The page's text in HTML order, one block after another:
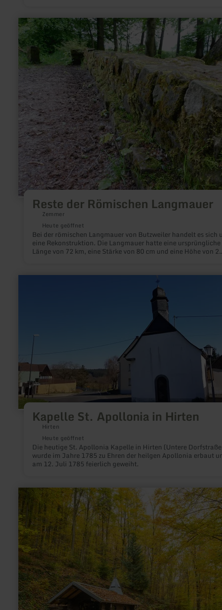
Reste der Römischen Langmauer
Zemmer
Heute geöffnet
Bei der römischen Langmauer von Butzweiler handelt es sich
eine Rekonstruktion. Die Langmauer hatte eine ursprüngliche
Länge von 72 km, eine Stärke von 80 cm und eine Höhe von 2
römische Zeugnisse wie beispielsweise die Hermenanlage von
mehr
erfahren
zu:
Reste
der
Römischen
Langmauer
Kapelle St. Apollonia in Hirten
Hirten
Heute geöffnet
Die heutige St. Apollonia Kapelle in Hirten (Untere
wurde im Jahre 1785 zu Ehren der heilgen Apollonia erbaut
am 12. Juli 1785 feierlich geweiht.
Hirten
erfahren
Waldkapelle
Erkensruhr